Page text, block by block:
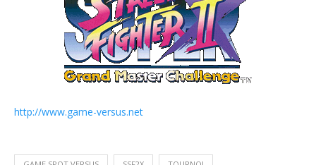
http://www.game-versus.net